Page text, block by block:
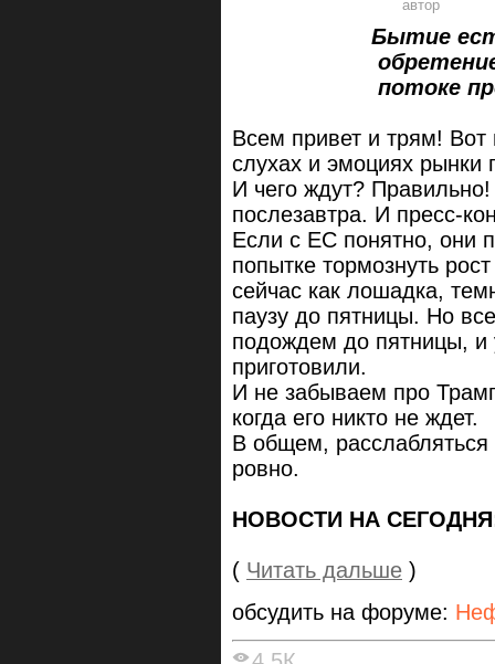
Бытие
обретение
потоке
Всем привет и трям!
слухах и эмоциях рынки
И чего ждут?
послезавтра. И пресс-
Если с ЕС понятно, они
попытке тормознуть
сейчас как лошадка,
паузу до пятницы. Но
подождем до пятницы, и
приготовили.
И не забываем про
когда его никто не ждет.
В общем,
ровно.
НОВОСТИ НА
( Читать дальше )
обсудить на форуме: